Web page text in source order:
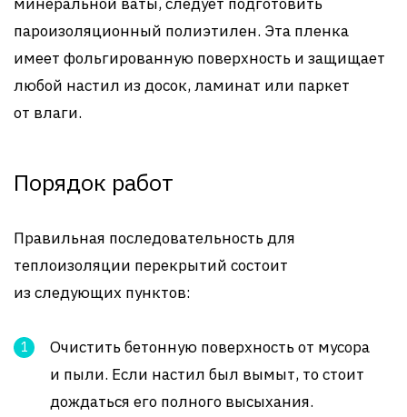
пароизоляционный полиэтилен. Эта пленка
имеет фольгированную поверхность и защищает
любой настил из досок, ламинат или паркет
от влаги.
Порядок работ
Правильная последовательность для
теплоизоляции перекрытий состоит
из следующих пунктов:
Очистить бетонную поверхность от мусора
и пыли. Если настил был вымыт, то стоит
дождаться его полного высыхания.